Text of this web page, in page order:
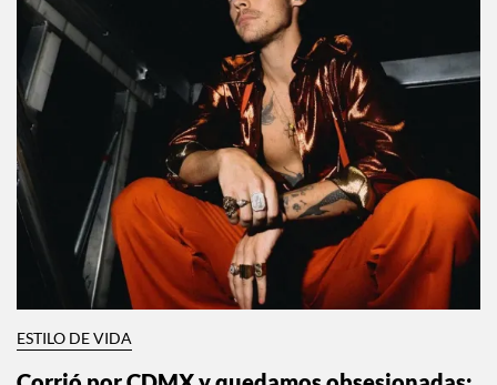
ESTILO DE VIDA